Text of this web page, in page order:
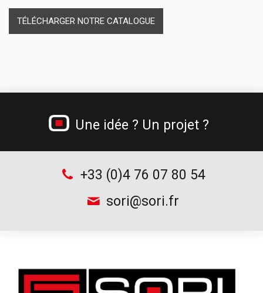
Cadenas
TÉLÉCHARGER NOTRE CATALOGUE
Une idée ? Un projet ?
+33 (0)4 76 07 80 54
sori@sori.fr